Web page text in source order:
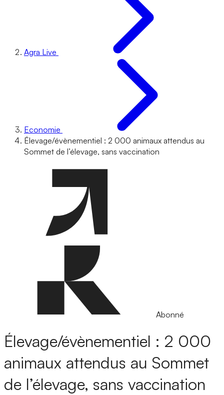
Agra Live
Economie
Élevage/évènementiel : 2 000 animaux attendus au
Sommet de l’élevage, sans vaccination
Abonné
Élevage/évènementiel : 2 000
animaux attendus au Sommet
de l’élevage, sans vaccination